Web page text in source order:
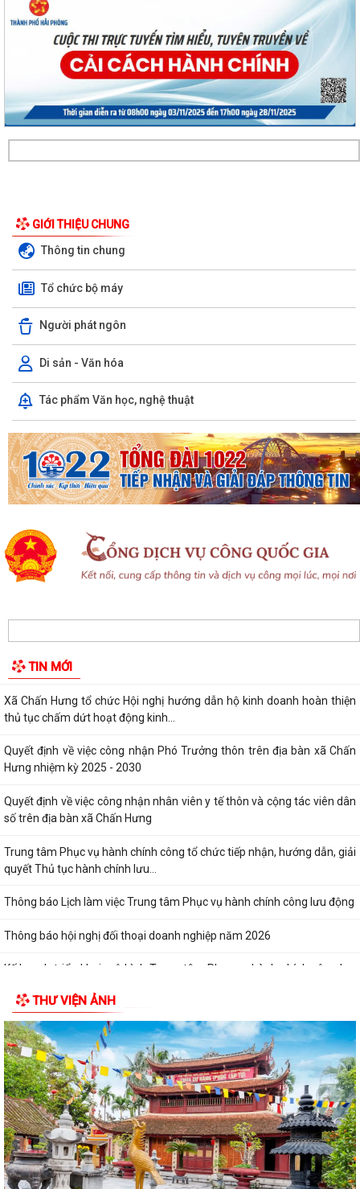
GIỚI THIỆU CHUNG
Thông tin chung
Tổ chức bộ máy
Người phát ngôn
Di sản - Văn hóa
Tác phẩm Văn học, nghệ thuật
TIN MỚI
Ủy ban Mặt trận Tổ quốc xã Chấn Hưng đồng hành cùng nhân dân
trong chuyển đổi số vì sức khỏe cộng...
Xã Chấn Hưng: Đẩy mạnh cải cách hành chính và chuyển đổi số qua
Hội đồng nhân dân xã Chấn Hưng khóa II, nhiệm kỳ 2026 - 2031 tổ
chức Kỳ họp thứ 3 HĐND xã
27/7/2026), xã Chấn Hưng tổ chức...
địa tiến độ giải phóng mặt bằng,...
Xã Chấn Hưng tổ chức Hội nghị hướng dẫn hộ kinh doanh hoàn thiện
thủ tục chấm dứt hoạt động kinh...
Quyết định về việc công nhận Phó Trưởng thôn trên địa bàn xã Chấn
Hưng nhiệm kỳ 2025 - 2030
Quyết định về việc công nhận nhân viên y tế thôn và cộng tác viên dân
số trên địa bàn xã Chấn Hưng
Trung tâm Phục vụ hành chính công tổ chức tiếp nhận, hướng dẫn, giải
quyết Thủ tục hành chính lưu...
Thông báo Lịch làm việc Trung tâm Phục vụ hành chính công lưu động
Thông báo hội nghị đối thoại doanh nghiệp năm 2026
Kế hoạch triển khai mô hình Trung tâm Phục vụ hành chính công lưu
XÃ CHẤN HƯNG TỔ CHỨC HỘI NGHỊ TIẾP XÚC CÂU LẠC BỘ HƯU TRÍ VÀ
CÁC ĐỒNG CHÍ NGUYÊN LÃNH ĐẠO XÃ TRƯỚC...
Trung tâm dịch vụ sự nghiệp công xã Chấn Hưng hướng dẫn biện pháp
kỹ thuật khắc phục diện tích lúa...
Trường THCS Đông Tây Hưng tham gia Hội thi Giáo viên dạy giỏi cấp
Thành phố năm học 2025 – 2026
XÃ CHẤN HƯNG SÔI NỔI THAM GIA CÁC HOẠT ĐỘNG THỂ DỤC THỂ
THƯ VIỆN ẢNH